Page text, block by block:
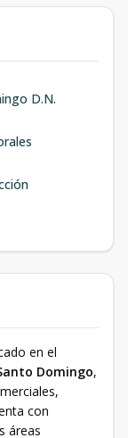
D.N.
en el
Domingo,
con
áreas